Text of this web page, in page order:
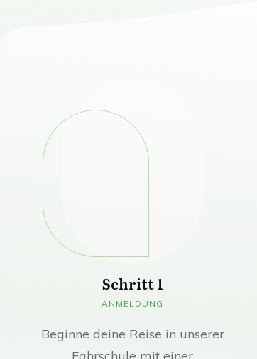
Schritt 1
ANMELDUNG
Beginne deine Reise in unserer
Fahrschule mit einer